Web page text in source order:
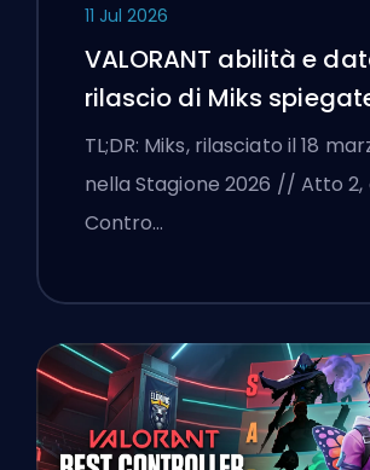
11 Jul 2026
VALORANT abilità e
rilascio di Miks
TL;DR: Miks, rilasciato il 18
nella Stagione 2026 // Atto 2,
Contro…